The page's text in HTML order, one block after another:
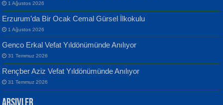
EKREM KARABABA
İsmail Aydos
İnkisar...
1 Ağustos 2026
Erzurum’da Bir Ocak Cemal Gürsel İlkokulu
1 Ağustos 2026
Genco Erkal Vefat Yıldönümünde Anılıyor
31 Temmuz 2026
Rençber Aziz Vefat Yıldönümünde Anılıyor
31 Temmuz 2026